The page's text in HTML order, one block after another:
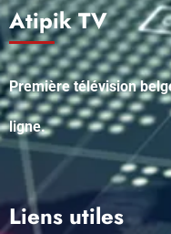
Atipik TV
Première télévision
ligne.
Liens utiles